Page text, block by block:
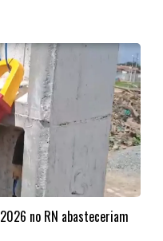
no RN abasteceriam